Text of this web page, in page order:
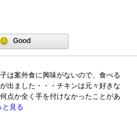
Good
は案外食に興味がないので、食べる
出ました・・・チキンは元々好きな
点か全く手を付けなかったことがあ
見る